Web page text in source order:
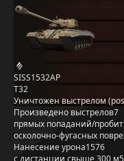
SISS1532AP
T32
Уничтожен выстрелом
Произведено выстрелов7
прямых попаданий/
осколочно-фугасных
Нанесение урона1576
с дистанции свыше 300 м